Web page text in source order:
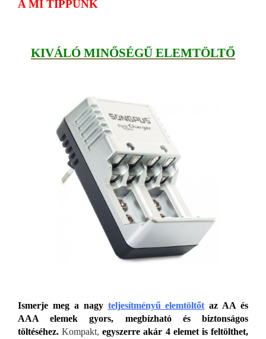
A MI TIPPÜNK
KIVÁLÓ MINŐSÉGŰ ELEMTÖLTŐ
Ismerje meg a nagy teljesítményű elemtöltőt az AA és
AAA elemek gyors, megbízható és biztonságos
töltéséhez. Kompakt,egyszerre akár 4 elemet is feltölthet,